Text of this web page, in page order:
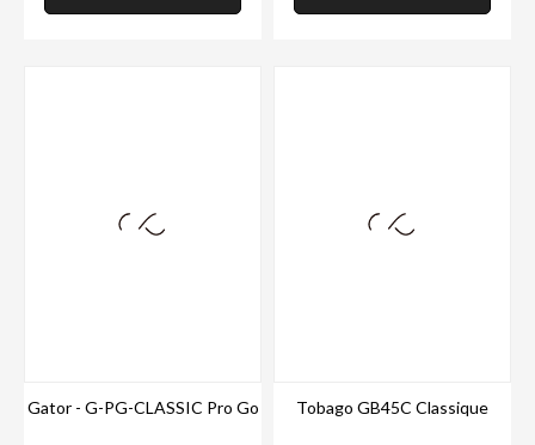
Gator - G-PG-CLASSIC Pro Go Tobago GB45C Classique